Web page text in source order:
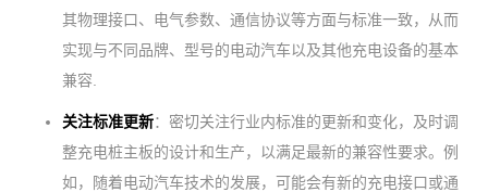
其物理接口、电气参数、通信协议等方面与标准一致，从而
实现与不同品牌、型号的电动汽车以及其他充电设备的基本
兼容.
关注标准更新：密切关注行业内标准的更新和变化，及时调
整充电桩主板的设计和生产，以满足最新的兼容性要求。例
如，随着电动汽车技术的发展，可能会有新的充电接口或通